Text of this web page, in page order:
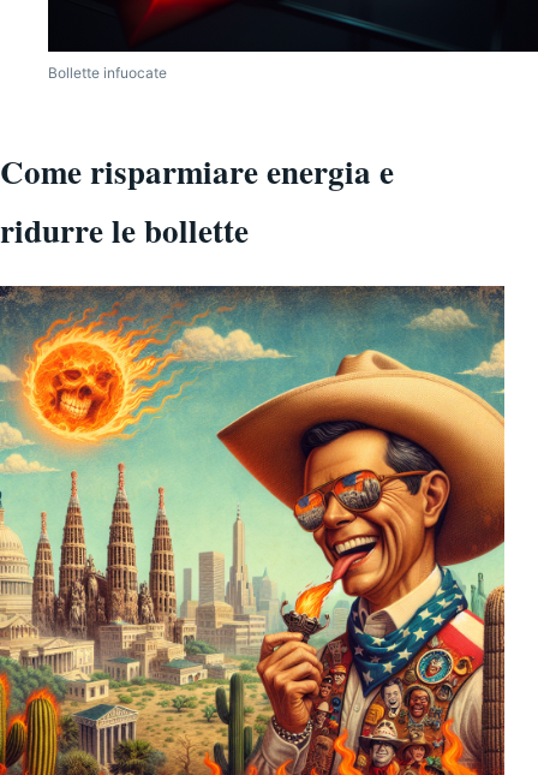
Bollette infuocate
Come risparmiare energia e
ridurre le bollette